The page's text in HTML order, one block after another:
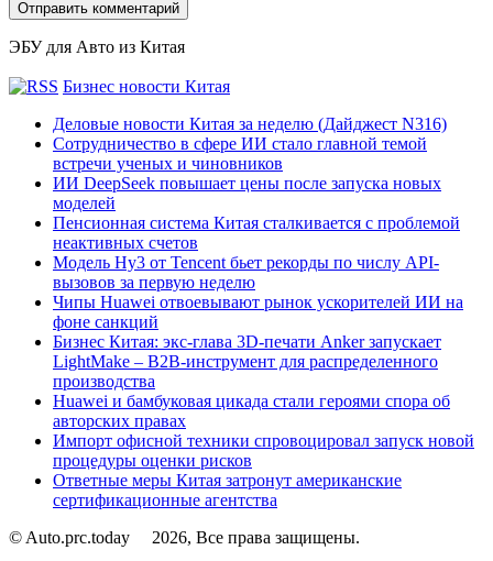
ЭБУ для Авто из Китая
Бизнес новости Китая
Деловые новости Китая за неделю (Дайджест N316)
Сотрудничество в сфере ИИ стало главной темой
встречи ученых и чиновников
ИИ DeepSeek повышает цены после запуска новых
моделей
Пенсионная система Китая сталкивается с проблемой
неактивных счетов
Модель Hy3 от Tencent бьет рекорды по числу API-
вызовов за первую неделю
Чипы Huawei отвоевывают рынок ускорителей ИИ на
фоне санкций
Бизнес Китая: экс-глава 3D-печати Anker запускает
LightMake – B2B-инструмент для распределенного
производства
Huawei и бамбуковая цикада стали героями спора об
авторских правах
Импорт офисной техники спровоцировал запуск новой
процедуры оценки рисков
Ответные меры Китая затронут американские
сертификационные агентства
© Auto.prc.today
2026, Все права защищены.